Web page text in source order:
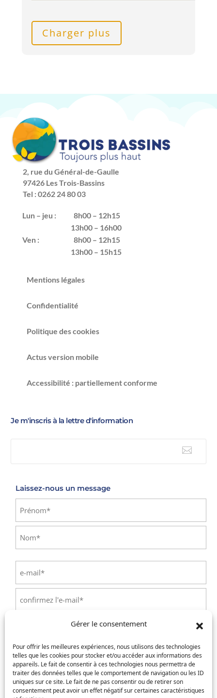
Gérer le consentement
Pour offrir les meilleures expériences, nous utilisons des technologies
telles que les cookies pour stocker et/ou accéder aux informations des
appareils. Le fait de consentir à ces technologies nous permettra de
traiter des données telles que le comportement de navigation ou les ID
uniques sur ce site. Le fait de ne pas consentir ou de retirer son
consentement peut avoir un effet négatif sur certaines caractéristiques
Charger plus
2, rue du Général-de-Gaulle
97426 Les Trois-Bassins
Tel : 0262 24 80 03
Lun – jeu :
8h00 – 12h15
13h00 – 16h00
Ven :
8h00 – 12h15
13h00 – 15h15
Mentions légales
Confidentialité
Politique des cookies
Actus version mobile
Accessibilité : partiellement conforme
Je m'inscris à la lettre d'information

Laissez-nous un message
Prénom
mail(Nécessaire)
Saisissez
un
e-
(Nécessaire)
Service concerné(Nécessaire)